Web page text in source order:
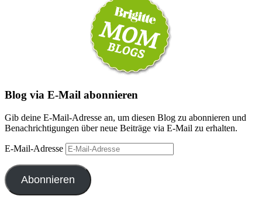
Blog via E-Mail abonnieren
Gib deine E-Mail-Adresse an, um diesen Blog zu abonnieren und
Benachrichtigungen über neue Beiträge via E-Mail zu erhalten.
E-Mail-Adresse
Abonnieren